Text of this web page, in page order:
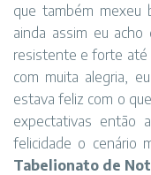
que também mexeu
ainda assim eu
resistente e forte até
com muita alegria,
estava feliz com o
expectativas então
felicidade o cenário
Tabelionato de